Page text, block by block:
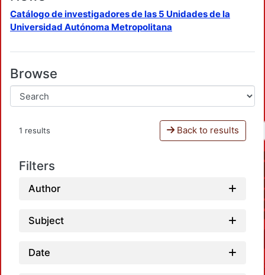
Catálogo de investigadores de las 5 Unidades de la
Universidad Autónoma Metropolitana
Browse
1 results Back to results
Filters
Author
Subject
Date